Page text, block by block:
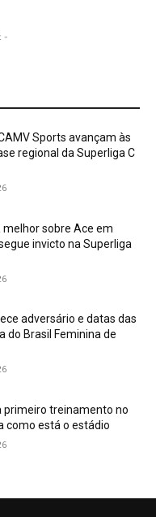
-
Sports avançam às
regional da Superliga C
melhor sobre Ace em
invicto na Superliga
adversário e datas das
do Brasil Feminina de
primeiro treinamento no
como está o estádio